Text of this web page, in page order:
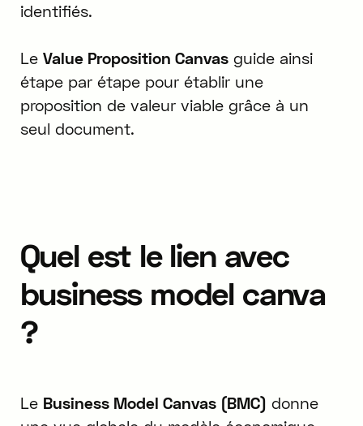
identifiés.
Le Value Proposition Canvasguide ainsi
étape par étape pour établir une
proposition de valeur viable grâce à un
seul document.
Quel est le lien avec
business model canva
?
Le Business Model Canvas (BMC) donne